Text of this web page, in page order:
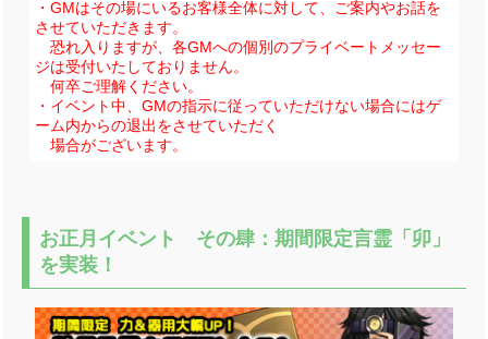
・GMはその場にいるお客様全体に対して、ご案内やお話を
させていただきます。
恐れ入りますが、各GMへの個別のプライベートメッセー
ジは受付いたしておりません。
何卒ご理解ください。
・イベント中、GMの指示に従っていただけない場合にはゲ
ーム内からの退出をさせていただく
場合がございます。
お正月イベント その肆：期間限定言霊「卯」
を実装！